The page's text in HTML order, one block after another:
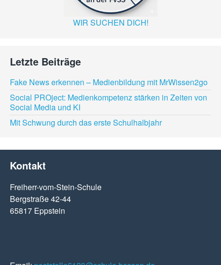
WIR SUCHEN DICH!
Letzte Beiträge
Fake News erkennen – Medienbildung mit MrWissen2go
Social PROject: Medienkompetenz stärken in Zeiten von
Social Media und KI
Mit Schwung durch das erste Schulhalbjahr
Kontakt
Freiherr-vom-Stein-Schule
Bergstraße 42-44
65817 Eppstein